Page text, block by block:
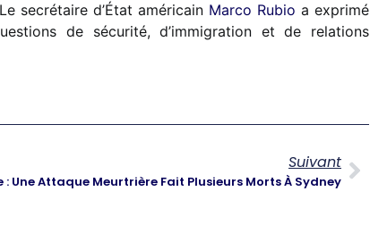
secrétaire d’État américain Marco Rubio a exprimé
de sécurité, d’immigration et de relations
Suivant
: Une Attaque Meurtrière Fait Plusieurs Morts À Sydney